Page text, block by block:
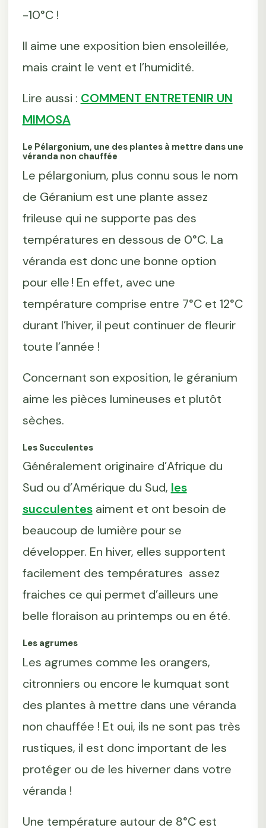
-10°C !
Il aime une exposition bien ensoleillée,
mais craint le vent et l’humidité.
Lire aussi : COMMENT ENTRETENIR UN
MIMOSA
Le Pélargonium, une des plantes à mettre dans une
véranda non chauffée
Le pélargonium, plus connu sous le nom
de Géranium est une plante assez
frileuse qui ne supporte pas des
températures en dessous de 0°C. La
véranda est donc une bonne option
pour elle ! En effet, avec une
température comprise entre 7°C et 12°C
durant l’hiver, il peut continuer de fleurir
toute l’année !
Concernant son exposition, le géranium
aime les pièces lumineuses et plutôt
sèches.
Les Succulentes
Généralement originaire d’Afrique du
Sud ou d’Amérique du Sud, les
succulentesaiment et ont besoin de
beaucoup de lumière pour se
développer. En hiver, elles supportent
facilement des températures assez
fraiches ce qui permet d’ailleurs une
belle floraison au printemps ou en été.
Les agrumes
Les agrumes comme les orangers,
citronniers ou encore le kumquat sont
des plantes à mettre dans une véranda
non chauffée ! Et oui, ils ne sont pas très
rustiques, il est donc important de les
protéger ou de les hiverner dans votre
véranda !
Une température autour de 8°C est